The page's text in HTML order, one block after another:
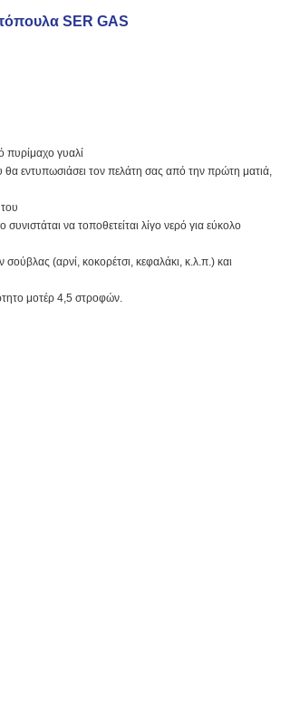
SER GAS
πυρίμαχο γυαλί
θα εντυπωσιάσει τον πελάτη σας από την πρώτη ματιά,
να τοποθετείται λίγο νερό για εύκολο
(αρνί, κοκορέτσι, κεφαλάκι, κ.λ.π.) και
μοτέρ 4,5 στροφών.